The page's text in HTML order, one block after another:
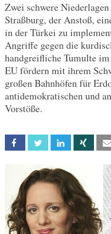
Zwei schwere
Straßburg, der Anstoß,
in der Türkei zu
Angriffe gegen die
handgreifliche Tumulte
EU fördern mit ihrem
großen Bahnhöfen für
antidemokratischen und
Vorstöße.
Facebook Twitter Linkedin Xing